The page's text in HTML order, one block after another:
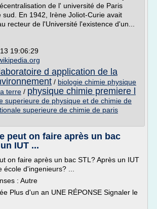
de l' université de Paris
sud. En 1942, Irène Joliot-Curie avait
recteur de l'Université l'existence d'un...
19:06:29
laboratoire d application de la
/ biologie chimie physique
terre / physique chimie premiere l
superieure de physique et de chimie de
superieure de chimie de paris
peut on faire après un bac
IUT ...
on faire après un bac STL? Après un IUT
d'ingenieurs? ...
: Autre
Plus d'un an UNE RÉPONSE Signaler le